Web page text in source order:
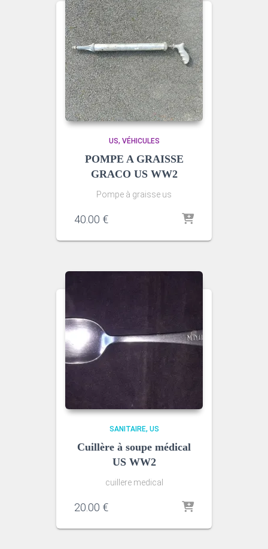
US VÉHICULES
POMPE A GRAISSE
GRACO US WW2
Pompe à graisse us
40.00 €
SANITAIRE US
Cuillère à soupe médical
US WW2
cuillere medical
20.00 €